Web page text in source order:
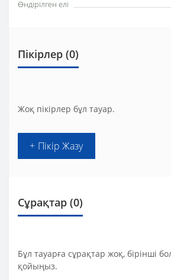
Өндірілген елі
Пікірлер (0)
Жоқ пікірлер бұл тауар.
+ Пікір Жазу
Сұрақтар (0)
Бұл тауарға сұрақтар жоқ, бірінші
қойыңыз.